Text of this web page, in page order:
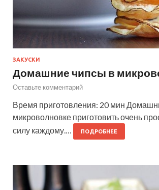
ЗАКУСКИ
Домашние чипсы в
Оставьте комментарий
Время приготовления: 20 мин
микроволновке приготовить очень
силу каждому.…
ПОДРОБНЕЕ